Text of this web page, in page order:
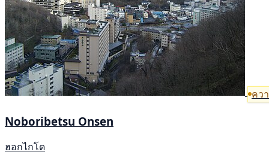
คว
Noboribetsu Onsen
ฮอกไกโด